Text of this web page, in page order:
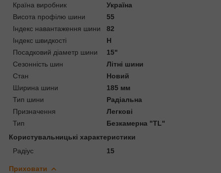
Країна виробник
Україна
Висота профілю шини
55
Індекс навантаження шини
82
Індекс швидкості
H
Посадковий діаметр шини
15"
Сезонність шин
Літні шини
Стан
Новий
Ширина шини
185 мм
Тип шини
Радіальна
Призначення
Легкові
Тип
Безкамерна "TL"
Користувальницькі характеристики
Радіус
15
Приховати